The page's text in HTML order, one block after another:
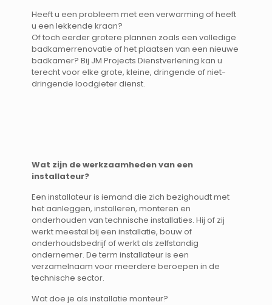
Heeft u een probleem met een verwarming of heeft
u een lekkende kraan?
Of toch eerder grotere plannen zoals een volledige
badkamerrenovatie of het plaatsen van een nieuwe
badkamer? Bij JM Projects Dienstverlening kan u
terecht voor elke grote, kleine, dringende of niet-
dringende loodgieter dienst.
Wat zijn de werkzaamheden van een
installateur?
Een installateur is iemand die zich bezighoudt met
het aanleggen, installeren, monteren en
onderhouden van technische installaties. Hij of zij
werkt meestal bij een installatie, bouw of
onderhoudsbedrijf of werkt als zelfstandig
ondernemer. De term installateur is een
verzamelnaam voor meerdere beroepen in de
technische sector.
Wat doe je als installatie monteur?